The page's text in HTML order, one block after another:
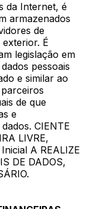
da Internet, é
armazenados
de
É
legislação em
pessoais
e similar ao
de que
e
CIENTE
LIVRE,
A REALIZE
DE DADOS,